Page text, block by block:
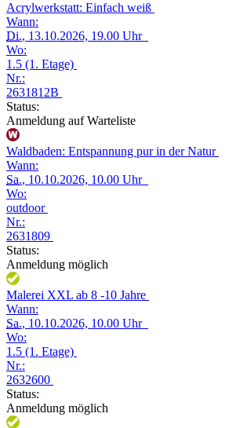
Acrylwerkstatt: Einfach weiß
Wann:
Di., 13.10.2026, 19.00 Uhr
Wo:
1.5 (1. Etage)
Nr.:
2631812B
Status:
Anmeldung auf Warteliste
Waldbaden: Entspannung pur in der Natur
Wann:
Sa., 10.10.2026, 10.00 Uhr
Wo:
outdoor
Nr.:
2631809
Status:
Anmeldung möglich
Malerei XXL ab 8 -10 Jahre
Wann:
Sa., 10.10.2026, 10.00 Uhr
Wo:
1.5 (1. Etage)
Nr.:
2632600
Status:
Anmeldung möglich